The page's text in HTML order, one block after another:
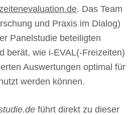
. Das Team
und Praxis im Dialog)
Panelstudie beteiligten
berät, wie i-EVAL(-Freizeiten)
Auswertungen optimal für
werden können.
führt direkt zu dieser